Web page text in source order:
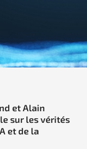
et Alain
sur les vérités
et de la